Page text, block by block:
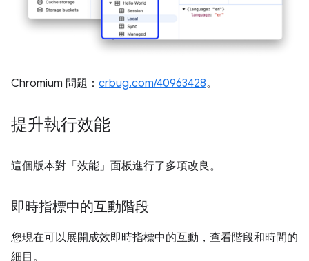
Chromium 問題： crbug.com/40963428。
提升執行效能
這個版本對「效能」 面板進行了多項改良。
即時指標中的互動階段
您現在可以展開成效即時指標中的互動，查看階段和時間的
細目。